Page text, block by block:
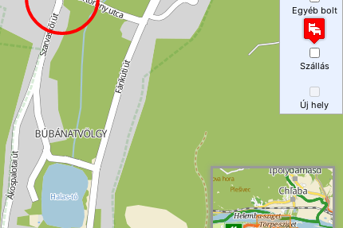
Egyéb bolt
Szállás
Új hely